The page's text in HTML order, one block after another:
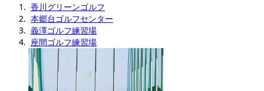
香川グリーンゴルフ
本郷台ゴルフセンター
義澤ゴルフ練習場
座間ゴルフ練習場